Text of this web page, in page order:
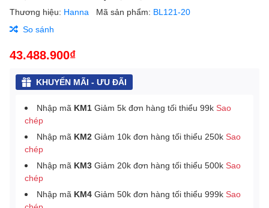
Thương hiệu: Hanna Mã sản phẩm: BL121-20
So sánh
43.488.900₫
KHUYẾN MÃI - ƯU ĐÃI
Nhập mã KM1 Giảm 5k đơn hàng tối thiểu 99k Sao
chép
Nhập mã KM2 Giảm 10k đơn hàng tối thiểu 250k Sao
chép
Nhập mã KM3 Giảm 20k đơn hàng tối thiểu 500k Sao
chép
Nhập mã KM4 Giảm 50k đơn hàng tối thiểu 999k Sao